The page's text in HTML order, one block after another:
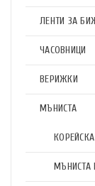
ЛЕНТИ ЗА
ЧАСОВНИЦИ
ВЕРИЖКИ
МЪНИСТА
МЪНИСТА